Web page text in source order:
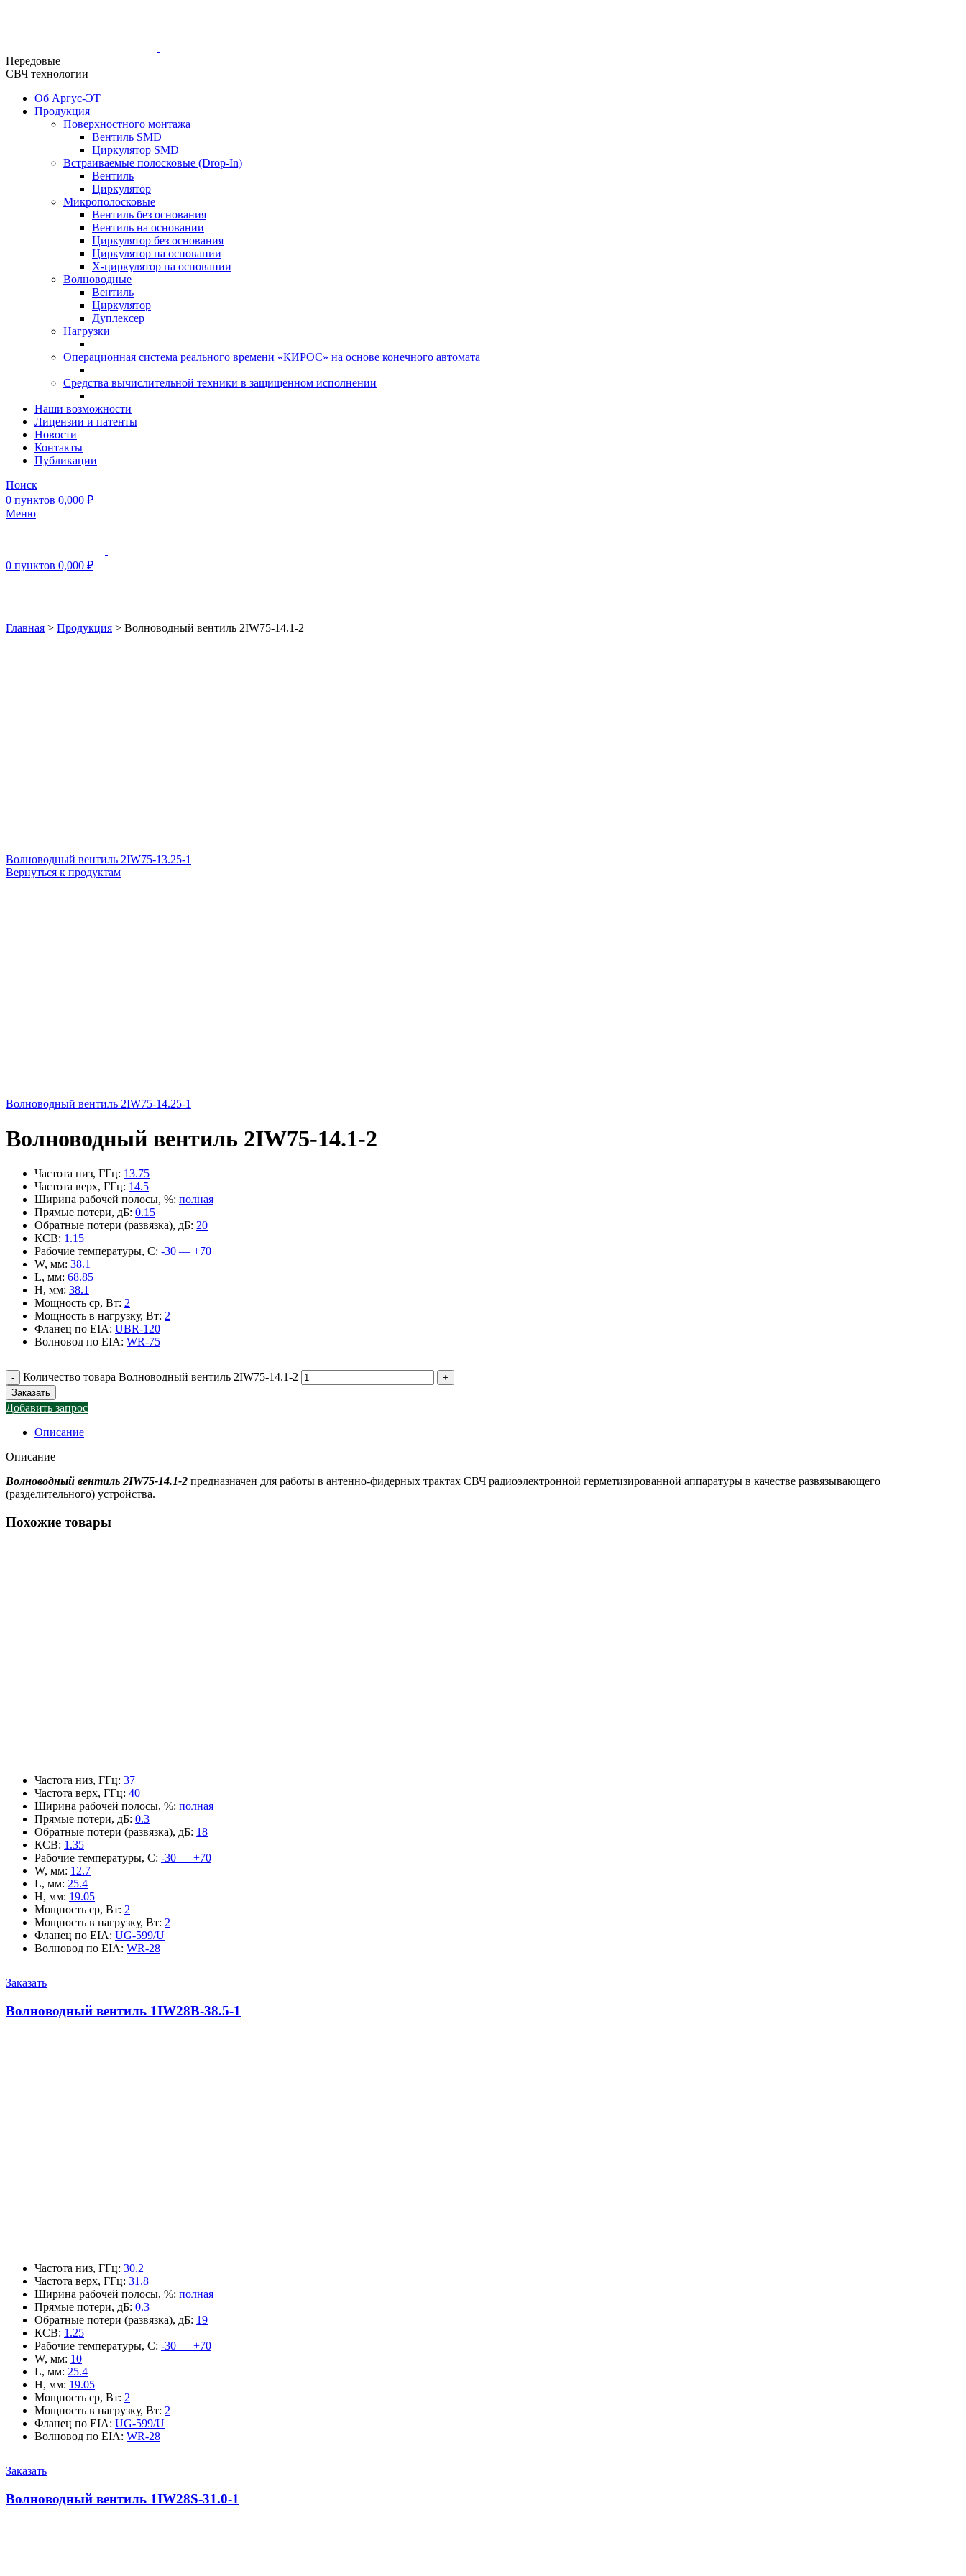
Передовые
СВЧ технологии
Об Аргус-ЭТ
Продукция
Поверхностного монтажа
Вентиль SMD
Циркулятор SMD
Встраиваемые полосковые (Drop-In)
Вентиль
Циркулятор
Микрополосковые
Вентиль без основания
Вентиль на основании
Циркулятор без основания
Циркулятор на основании
Х-циркулятор на основании
Волноводные
Вентиль
Циркулятор
Дуплексер
Нагрузки
Операционная система реального времени «КИРОС» на основе конечного автомата
Средства вычислительной техники в защищенном исполнении
Наши возможности
Лицензии и патенты
Новости
Контакты
Публикации
Поиск
0 пунктов 0,000 ₽
Меню
0 пунктов 0,000 ₽
Главная > Продукция > Волноводный вентиль 2IW75-14.1-2
Волноводный вентиль 2IW75-13.25-1
Вернуться к продуктам
Волноводный вентиль 2IW75-14.25-1
Волноводный вентиль 2IW75-14.1-2
Частота низ, ГГц: 13.75
Частота верх, ГГц: 14.5
Ширина рабочей полосы, %: полная
Прямые потери, дБ: 0.15
Обратные потери (развязка), дБ: 20
КСВ: 1.15
Рабочие температуры, С: -30 — +70
W, мм: 38.1
L, мм: 68.85
H, мм: 38.1
Мощность ср, Вт: 2
Мощность в нагрузку, Вт: 2
Фланец по EIA: UBR-120
Волновод по EIA: WR-75
Количество товара Волноводный вентиль 2IW75-14.1-2
Заказать
Добавить запрос
Описание
Описание
Волноводный вентиль 2IW75-14.1-2 предназначен для работы в антенно-фидерных трактах СВЧ радиоэлектронной герметизированной аппаратуры в качестве развязывающего
(разделительного) устройства.
Похожие товары
Частота низ, ГГц: 37
Частота верх, ГГц: 40
Ширина рабочей полосы, %: полная
Прямые потери, дБ: 0.3
Обратные потери (развязка), дБ: 18
КСВ: 1.35
Рабочие температуры, С: -30 — +70
W, мм: 12.7
L, мм: 25.4
H, мм: 19.05
Мощность ср, Вт: 2
Мощность в нагрузку, Вт: 2
Фланец по EIA: UG-599/U
Волновод по EIA: WR-28
Заказать
Волноводный вентиль 1IW28B-38.5-1
Частота низ, ГГц: 30.2
Частота верх, ГГц: 31.8
Ширина рабочей полосы, %: полная
Прямые потери, дБ: 0.3
Обратные потери (развязка), дБ: 19
КСВ: 1.25
Рабочие температуры, С: -30 — +70
W, мм: 10
L, мм: 25.4
H, мм: 19.05
Мощность ср, Вт: 2
Мощность в нагрузку, Вт: 2
Фланец по EIA: UG-599/U
Волновод по EIA: WR-28
Заказать
Волноводный вентиль 1IW28S-31.0-1